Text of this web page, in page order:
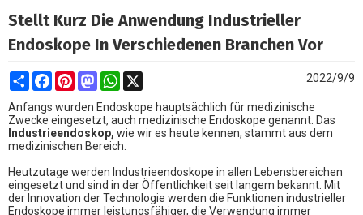
Stellt Kurz Die Anwendung Industrieller
Endoskope In Verschiedenen Branchen Vor
ShareFacebookPinterestMastodonWhatsApp 2022/9/9
Anfangs wurden Endoskope hauptsächlich für medizinische
Zwecke eingesetzt, auch medizinische Endoskope genannt. Das
Industrieendoskop, wie wir es heute kennen, stammt aus dem
medizinischen Bereich.
Heutzutage werden Industrieendoskope in allen Lebensbereichen
eingesetzt und sind in der Öffentlichkeit seit langem bekannt. Mit
der Innovation der Technologie werden die Funktionen industrieller
Endoskope immer leistungsfähiger, die Verwendung immer